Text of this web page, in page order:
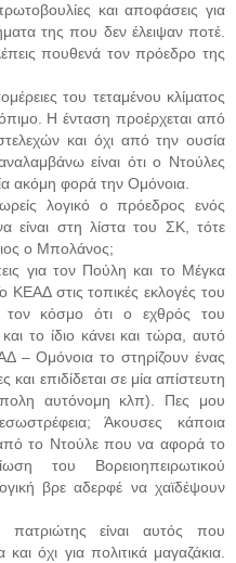
και αποφάσεις για
της που δεν έλειψαν ποτέ.
πουθενά τον πρόεδρο της
του τεταμένου κλίματος
Η ένταση προέρχεται από
και όχι από την ουσία
είναι ότι ο Ντούλες
ακόμη φορά την Ομόνοια.
λογικό ο πρόεδρος ενός
είναι στη λίστα του ΣΚ, τότε
ο Μπολάνος;
για τον Πούλη και το Μέγκα
στις τοπικές εκλογές του
τον κόσμο ότι ο εχθρός του
το ίδιο κάνει και τώρα, αυτό
– Ομόνοια το στηρίζουν ένας
και επιδίδεται σε μία απίστευτη
αυτόνομη κλπ). Πες μου
Άκουσες κάποια
το Ντούλε που να αφορά το
του Βορειοηπειρωτικού
βρε αδερφέ να χαϊδέψουν
πατριώτης είναι αυτός που
όχι για πολιτικά μαγαζάκια.